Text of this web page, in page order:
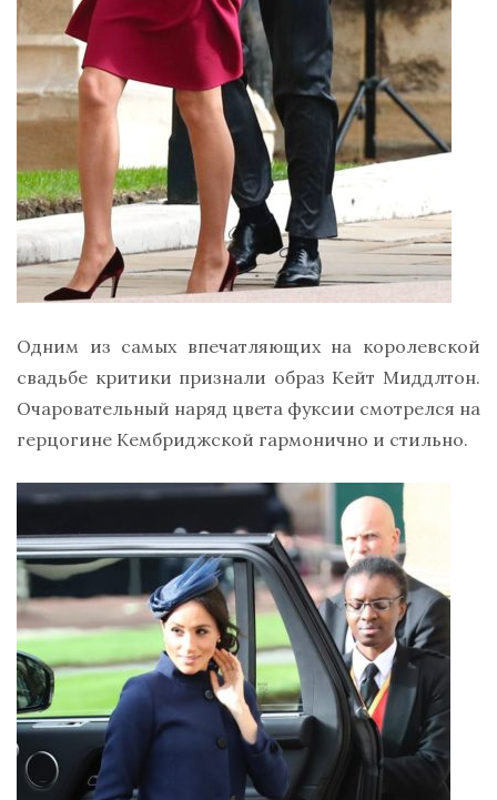
Одним из самых впечатляющих на королевской
свадьбе критики признали образ Кейт Миддлтон.
Очаровательный наряд цвета фуксии смотрелся на
герцогине Кембриджской гармонично и стильно.